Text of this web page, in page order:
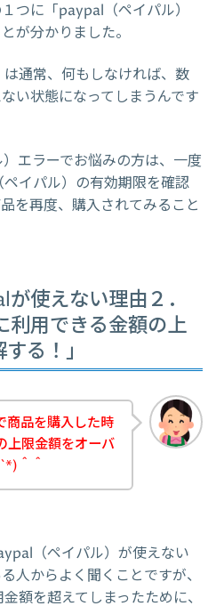
つに「paypal（ペイパル）
が分かりました。
通常、何もしなければ、数
い状態になってしまうんです
エラーでお悩みの方は、一度
イパル）の有効期限を確認
を再度、購入されてみること
使えない理由２．
利用できる金額の上
る！」
商品を購入した時
上限金額をオーバ
＾＾
（ペイパル）が使えない
人からよく聞くことですが、
額を超えてしまったために、